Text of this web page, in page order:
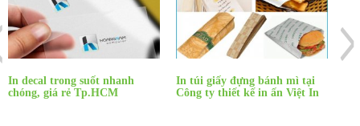
In decal trong suốt nhanh
chóng, giá rẻ Tp.HCM
In túi giấy đựng bánh mì tại
Công ty thiết kế in ấn Việt In